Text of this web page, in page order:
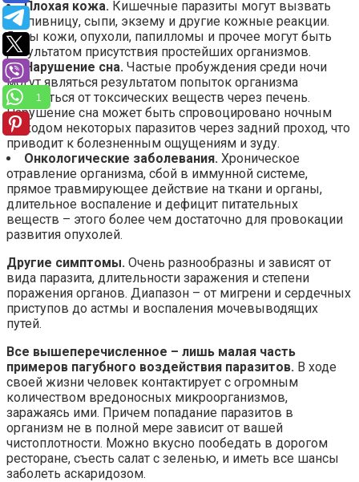
Плохая кожа. Кишечные паразиты могут вызвать
крапивницу, сыпи, экзему и другие кожные реакции.
Язвы кожи, опухоли, папилломы и прочее могут быть
результатом присутствия простейших организмов.
Нарушение сна. Частые пробуждения среди ночи
могут являться результатом попыток организма
избавиться от токсических веществ через печень.
Нарушение сна может быть спровоцировано ночным
выходом некоторых паразитов через задний проход, что
приводит к болезненным ощущениям и зуду.
Онкологические заболевания. Хроническое
отравление организма, сбой в иммунной системе,
прямое травмирующее действие на ткани и органы,
длительное воспаление и дефицит питательных
веществ – этого более чем достаточно для провокации
развития опухолей.
Другие симптомы. Очень разнообразны и зависят от
вида паразита, длительности заражения и степени
поражения органов. Диапазон – от мигрени и сердечных
приступов до астмы и воспаления мочевыводящих
путей.
Все вышеперечисленное – лишь малая часть
примеров пагубного воздействия паразитов. В ходе
своей жизни человек контактирует с огромным
количеством вредоносных микроорганизмов,
заражаясь ими. Причем попадание паразитов в
организм не в полной мере зависит от вашей
чистоплотности. Можно вкусно пообедать в дорогом
ресторане, съесть салат с зеленью, и иметь все шансы
заболеть аскаридозом.
1